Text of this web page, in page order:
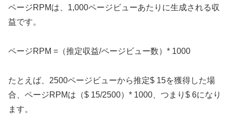
ページRPMは、1,000ページビューあたりに生成される収
益です。
ページRPM =（推定収益/ページビュー数）* 1000
たとえば、2500ページビューから推定$ 15を獲得した場
合、ページRPMは（$ 15/2500）* 1000、つまり$ 6になり
ます。